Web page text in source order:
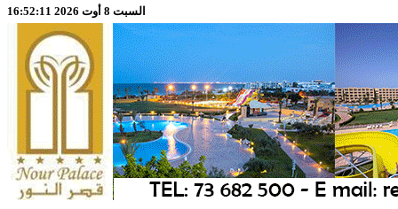
السبت 8 أوت 2026 16:52:13